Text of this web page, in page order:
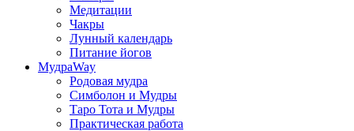
Медитации
Чакры
Лунный календарь
Питание йогов
МудраWay
Родовая мудра
Симболон и Мудры
Таро Тота и Мудры
Практическая работа